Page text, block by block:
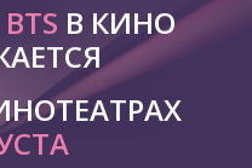
BTS В КИНО